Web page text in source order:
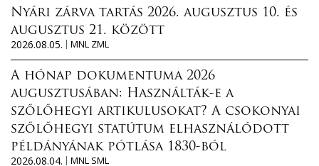
Nyári zárva tartás 2026. augusztus 10. és
augusztus 21. között
2026.08.05.
MNL ZML
A hónap dokumentuma 2026
augusztusában: Használták-e a
szőlőhegyi artikulusokat? A csokonyai
szőlőhegyi statútum elhasználódott
példányának pótlása 1830-ból
2026.08.04.
MNL SML